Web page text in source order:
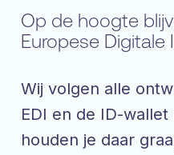
Op de hoogte
Europese Digitale
Wij volgen alle
EDI en de ID-
houden je daar